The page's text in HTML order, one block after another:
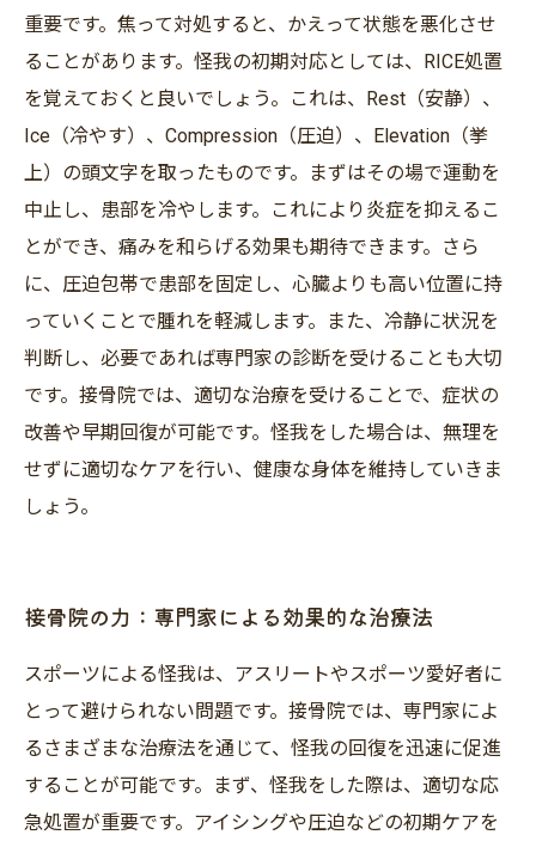
重要です。焦って対処すると、かえって状態を悪化させ
ることがあります。怪我の初期対応としては、RICE処置
を覚えておくと良いでしょう。これは、Rest（安静）、
Ice（冷やす）、Compression（圧迫）、Elevation（挙
上）の頭文字を取ったものです。まずはその場で運動を
中止し、患部を冷やします。これにより炎症を抑えるこ
とができ、痛みを和らげる効果も期待できます。さら
に、圧迫包帯で患部を固定し、心臓よりも高い位置に持
っていくことで腫れを軽減します。また、冷静に状況を
判断し、必要であれば専門家の診断を受けることも大切
です。接骨院では、適切な治療を受けることで、症状の
改善や早期回復が可能です。怪我をした場合は、無理を
せずに適切なケアを行い、健康な身体を維持していきま
しょう。
接骨院の力：専門家による効果的な治療法
スポーツによる怪我は、アスリートやスポーツ愛好者に
とって避けられない問題です。接骨院では、専門家によ
るさまざまな治療法を通じて、怪我の回復を迅速に促進
することが可能です。まず、怪我をした際は、適切な応
急処置が重要です。アイシングや圧迫などの初期ケアを